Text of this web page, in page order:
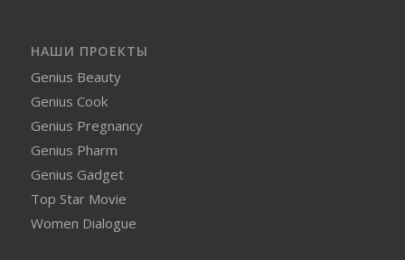
НАШИ ПРОЕКТЫ
Genius Beauty
Genius Cook
Genius Pregnancy
Genius Pharm
Genius Gadget
Top Star Movie
Women Dialogue